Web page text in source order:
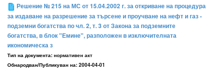
Решение № 215 на МС от 15.04.2002 г. за откриване на процедура
за издаване на разрешение за търсене и проучване на нефт и газ -
подземни богатства по чл. 2, т. 3 от Закона за подземните
богатства, в блок "Емине", разположен в изключителната
икономическа з
Тип на документа: нормативен акт
Обнародван/Публикуван на: 2004-04-01